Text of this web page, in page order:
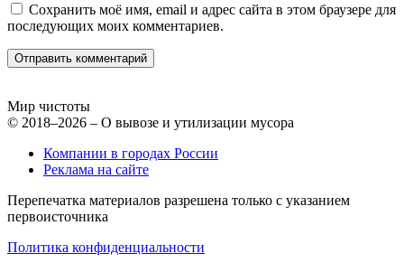
Сохранить моё имя, email и адрес сайта в этом браузере для
последующих моих комментариев.
Мир чистоты
© 2018–2026 – О вывозе и утилизации мусора
Компании в городах России
Реклама на сайте
Перепечатка материалов разрешена только с указанием
первоисточника
Политика конфиденциальности